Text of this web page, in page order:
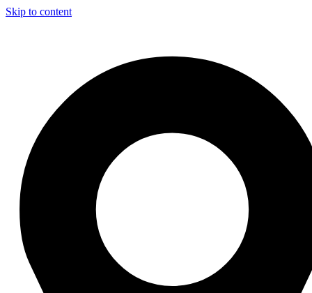
Skip to content